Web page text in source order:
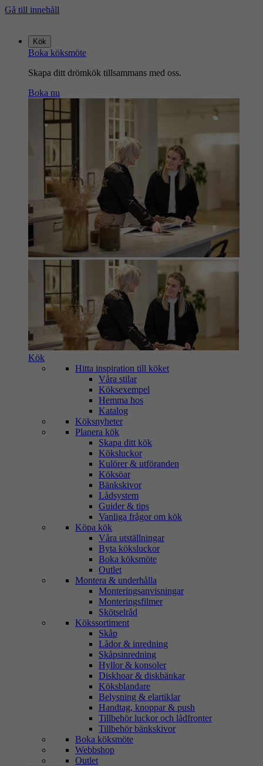
Gå till innehåll
startsidan
Kök
Boka köksmöte
Skapa ditt drömkök tillsammans med oss.
Boka nu
Kök
Hitta inspiration till köket
Våra stilar
Köksexempel
Hemma hos
Katalog
Köksnyheter
Planera kök
Skapa ditt kök
Köksluckor
Kulörer & utföranden
Köksöar
Bänkskivor
Lådsystem
Guider & tips
Vanliga frågor om kök
Köpa kök
Våra utställningar
Byta köksluckor
Boka köksmöte
Outlet
Montera & underhålla
Monteringsanvisningar
Monteringsfilmer
Skötselråd
Kökssortiment
Skåp
Lådor & inredning
Skåpsinredning
Hyllor & konsoler
Diskhoar & diskbänkar
Köksblandare
Belysning & elartiklar
Handtag, knoppar & push
Tillbehör luckor och lådfronter
Tillbehör bänkskivor
Boka köksmöte
Webbshop
Outlet